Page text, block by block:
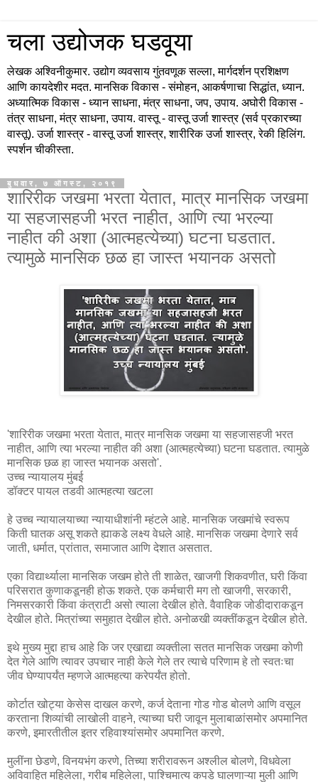
चला उद्योजक घडवूया
लेखक अश्विनीकुमार. उद्योग व्यवसाय गुंतवणूक सल्ला, मार्गदर्शन प्रशिक्षण
आणि कायदेशीर मदत. मानसिक विकास - संमोहन, आकर्षणाचा सिद्धांत, ध्यान.
अध्यात्मिक विकास - ध्यान साधना, मंत्र साधना, जप, उपाय. अघोरी विकास -
तंत्र साधना, मंत्र साधना, उपाय. वास्तू - वास्तू उर्जा शास्त्र (सर्व प्रकारच्या
वास्तू). उर्जा शास्त्र - वास्तू उर्जा शास्त्र, शारीरिक उर्जा शास्त्र, रेकी हिलिंग.
स्पर्शन चीकीस्ता.
बुधवार, ७ ऑगस्ट, २०१९
शारिरीक जखमा भरता येतात, मात्र मानसिक जखमा
या सहजासहजी भरत नाहीत, आणि त्या भरल्या
नाहीत की अशा (आत्महत्येच्या) घटना घडतात.
त्यामुळे मानसिक छळ हा जास्त भयानक असतो
'शारिरीक जखमा भरता येतात, मात्र मानसिक जखमा या सहजासहजी भरत
नाहीत, आणि त्या भरल्या नाहीत की अशा (आत्महत्येच्या) घटना घडतात. त्यामुळे
मानसिक छळ हा जास्त भयानक असतो'.
उच्च न्यायालय मुंबई
डॉक्टर पायल तडवी आत्महत्या खटला
हे उच्च न्यायालयाच्या न्यायाधीशांनी म्हंटले आहे. मानसिक जखमांचे स्वरूप
किती घातक असू शकते ह्याकडे लक्ष्य वेधले आहे. मानसिक जखमा देणारे सर्व
जाती, धर्मात, प्रांतात, समाजात आणि देशात असतात.
एका विद्यार्थ्याला मानसिक जखम होते ती शाळेत, खाजगी शिकवणीत, घरी किंवा
परिसरात कुणाकडूनही होऊ शकते. एक कर्मचारी मग तो खाजगी, सरकारी,
निमसरकारी किंवा कंत्राटी असो त्याला देखील होते. वैवाहिक जोडीदाराकडून
देखील होते. मित्रांच्या समुहात देखील होते. अनोळखी व्यक्तींकडून देखील होते.
इथे मुख्य मुद्दा हाच आहे कि जर एखाद्या व्यक्तीला सतत मानसिक जखमा कोणी
देत गेले आणि त्यावर उपचार नाही केले गेले तर त्याचे परिणाम हे तो स्वतःचा
जीव घेण्यापर्यंत म्हणजे आत्महत्या करेपर्यंत होतो.
कोर्टात खोट्या केसेस दाखल करणे, कर्ज देताना गोड गोड बोलणे आणि वसूल
करताना शिव्यांची लाखोली वाहने, त्याच्या घरी जावून मुलाबाळांसमोर अपमानित
करणे, इमारतीतील इतर रहिवाश्यांसमोर अपमानित करणे.
मुलींना छेडणे, विनयभंग करणे, तिच्या शरीरावरून अश्लील बोलणे, विधवेला
अविवाहित महिलेला, गरीब महिलेला, पाश्चिमात्य कपडे घालणाऱ्या मुली आणि